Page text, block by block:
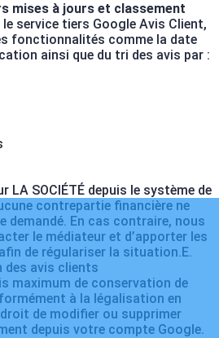
mises à jours et classement
service tiers Google Avis Client,
fonctionnalités comme la date
ainsi que du tri des avis par :
LA SOCIÉTÉ depuis le système de
contrepartie financière ne
demandé. En cas contraire, nous
le médiateur et d’apporter les
de régulariser la situation.E.
des avis clients
maximum de conservation de
à la légalisation en
de modifier ou supprimer
depuis votre compte Google.